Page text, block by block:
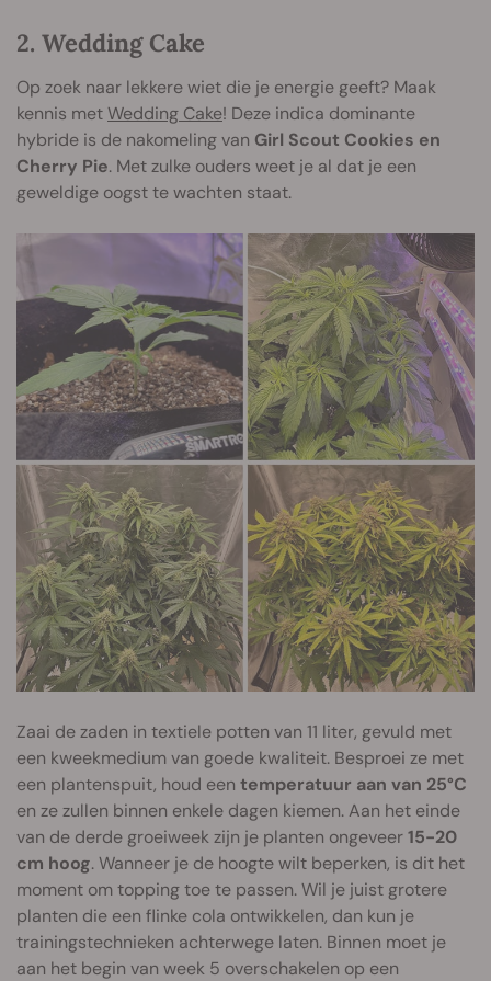
2. Wedding Cake
Op zoek naar lekkere wiet die je energie geeft? Maak
kennis metWedding Cake! Deze indica dominante
hybride is de nakomeling van Girl Scout Cookies en
Cherry Pie. Met zulke ouders weet je al dat je een
geweldige oogst te wachten staat.
Zaai de zaden in textiele potten van 11 liter, gevuld met
een kweekmedium van goede kwaliteit. Besproei ze met
een plantenspuit, houd een temperatuur aan van 25°C
en ze zullen binnen enkele dagen kiemen. Aan het einde
van de derde groeiweek zijn je planten ongeveer15-20
cm hoog. Wanneer je de hoogte wilt beperken, is dit het
moment om topping toe te passen. Wil je juist grotere
planten die een flinke cola ontwikkelen, dan kun je
trainingstechnieken achterwege laten. Binnen moet je
aan het begin van week 5 overschakelen op een